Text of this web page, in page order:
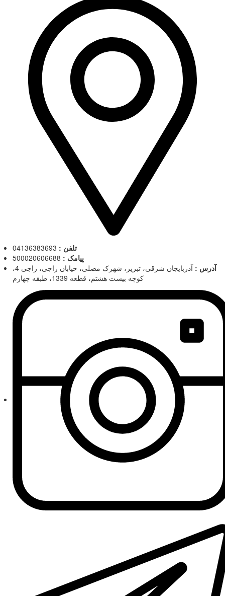
تلفن :
پیامک :
آدرس :
آذربایجان شرقی، تبریز، شهرک مصلی، خیابان راجی، راجی 4،
کوچه بیست هشتم، قطعه 1339، طبقه چهارم